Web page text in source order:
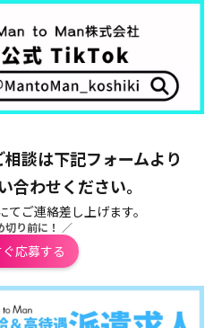
談は下記フォームより
合わせください。
ご連絡差し上げます。
切り前に！ ／
応募する